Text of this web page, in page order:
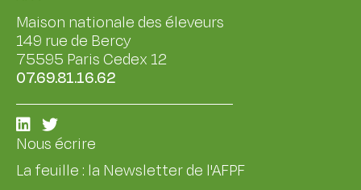
Maison nationale des éleveurs
149 rue de Bercy
75595 Paris Cedex 12
07.69.81.16.62
Nous écrire
La feuille : la Newsletter de l'AFPF